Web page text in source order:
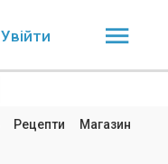
Увійти
Рецепти Магазин